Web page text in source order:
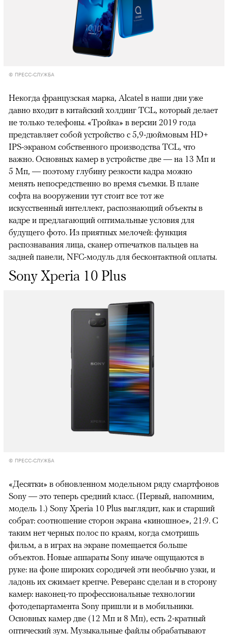
© ПРЕСС-СЛУЖБА
Некогда французская марка, Alcatel в наши дни уже
давно входит в китайский холдинг TCL, который делает
не только телефоны. «Тройка» в версии 2019 года
представляет собой устройство с 5,9-дюймовым HD+
IPS-экраном собственного производства TCL, что
важно. Основных камер в устройстве две — на 13 Мп и
5 Мп, — поэтому глубину резкости кадра можно
менять непосредственно во время съемки. В плане
софта на вооружении тут стоит все тот же
искусственный интеллект, распознающий объекты в
кадре и предлагающий оптимальные условия для
будущего фото. Из приятных мелочей: функция
распознавания лица, сканер отпечатков пальцев на
задней панели, NFC-модуль для бесконтактной оплаты.
Sony Xperia 10 Plus
© ПРЕСС-СЛУЖБА
«Десятки» в обновленном модельном ряду смартфонов
Sony — это теперь средний класс. (Первый, напомним,
модель 1.) Sony Xperia 10 Plus выглядит, как и старший
собрат: соотношение сторон экрана «киношное», 21:9. С
таким нет черных полос по краям, когда смотришь
фильм, а в играх на экране помещается больше
объектов. Новые аппараты Sony иначе ощущаются в
руке: на фоне широких сородичей эти необычно узки, и
ладонь их сжимает крепче. Реверанс сделан и в сторону
камер: наконец-то профессиональные технологии
фотодепартамента Sony пришли и в мобильники.
Основных камер две (12 Мп и 8 Мп), есть 2-кратный
оптический зум. Музыкальные файлы обрабатывают